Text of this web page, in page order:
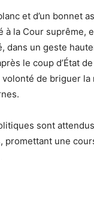
et d’un bonnet
à la Cour suprême,
dans un geste
le coup d’État
de briguer la
sont
promettant une